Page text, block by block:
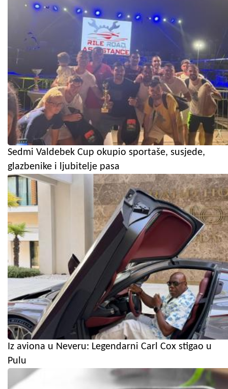
Sedmi Valdebek Cup okupio sportaše, susjede,
glazbenike i ljubitelje pasa
Iz aviona u Neveru: Legendarni Carl Cox stigao u
Pulu